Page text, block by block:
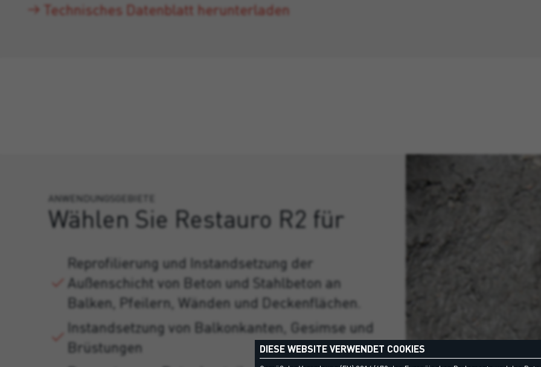
Technisches Datenblatt herunterladen
ANWENDUNGSGEBIETE
Wählen Sie Restauro R2 für
Reprofilierung und Instandsetzung der
Außenschicht von Beton und Stahlbeton an
Balken, Pfeilern, Wänden und Deckenflächen.
Instandsetzung von Balkonkanten, Gesimse und
Brüstungen
DIESE WEBSITE VERWENDET COOKIES